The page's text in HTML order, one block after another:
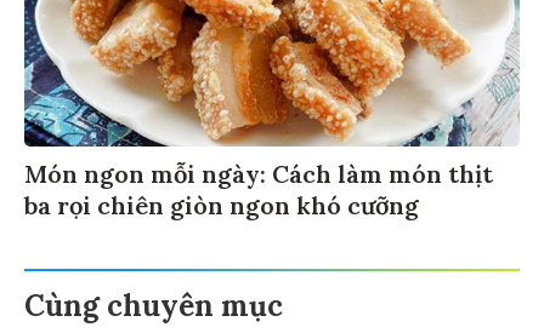
Món ngon mỗi ngày: Cách làm món thịt
ba rọi chiên giòn ngon khó cưỡng
Cùng chuyên mục